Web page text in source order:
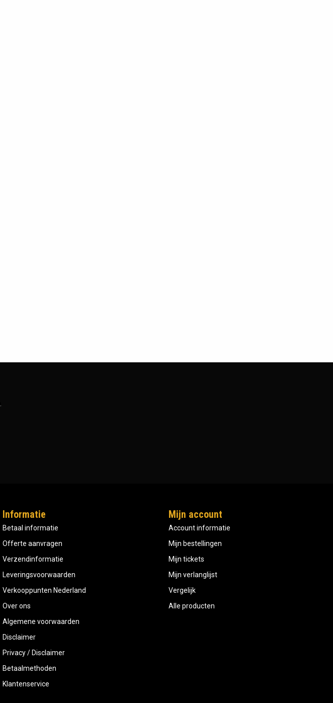
Informatie
Betaal informatie
Offerte aanvragen
Verzendinformatie
Leveringsvoorwaarden
Verkooppunten Nederland
Over ons
Algemene voorwaarden
Disclaimer
Privacy / Disclaimer
Betaalmethoden
Klantenservice
Mijn account
Account informatie
Mijn bestellingen
Mijn tickets
Mijn verlanglijst
Vergelijk
Alle producten